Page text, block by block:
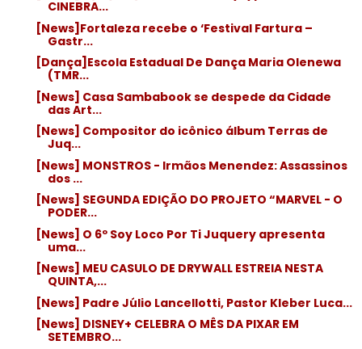
CINEBRA...
[News]Fortaleza recebe o ‘Festival Fartura –
Gastr...
[Dança]Escola Estadual De Dança Maria Olenewa
(TMR...
[News] Casa Sambabook se despede da Cidade
das Art...
[News] Compositor do icônico álbum Terras de
Juq...
[News] MONSTROS - Irmãos Menendez: Assassinos
dos ...
[News] SEGUNDA EDIÇÃO DO PROJETO “MARVEL - O
PODER...
[News] O 6º Soy Loco Por Ti Juquery apresenta
uma...
[News] MEU CASULO DE DRYWALL ESTREIA NESTA
QUINTA,...
[News] Padre Júlio Lancellotti, Pastor Kleber Luca...
[News] DISNEY+ CELEBRA O MÊS DA PIXAR EM
SETEMBRO...